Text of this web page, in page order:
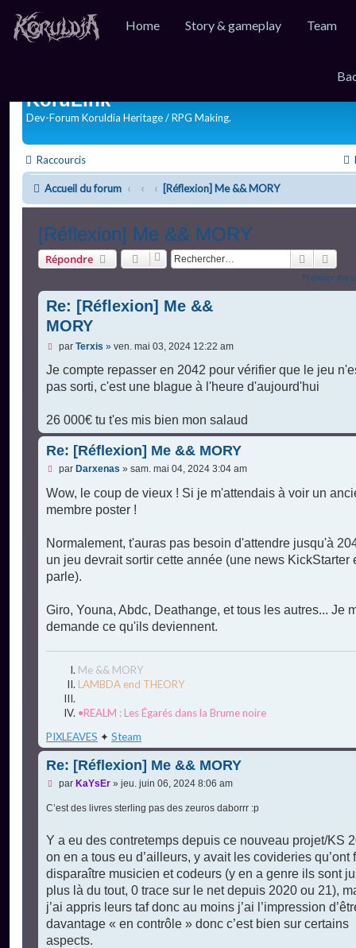
Home Story & gameplay Team
KoruLink
Dev-Forum Koruldia Heritage / RPG Making.
Raccourcis
Accueil du forum [Réflexion] Me && MORY
[Réflexion] Me && MORY
Répondre
Premier
Re: [Réflexion] Me &&
MORY
M
s
a
e
n
o
n
l
u
par Terxis » ven. mai 03, 2024 12:22 am
Je compte repasser en 2042 pour vérifier que le jeu
pas sorti, c'est une blague à l'heure d'aujourd'hui
26 000€ tu t'es mis bien mon salaud
Re: [Réflexion] Me && MORY
M
s
a
n
o
l
par Darxenas » sam. mai 04, 2024 3:04 am
Wow, le coup de vieux ! Si je m'attendais à voir un
membre poster !
Normalement, t'auras pas besoin d'attendre jusqu'à
un jeu devrait sortir cette année (une news KickStarter
parle).
Giro, Youna, Abdc, Deathange, et tous les autres... Je
demande ce qu'ils deviennent.
Me && MORY
LAMBDA end THEORY
•REALM : Les Égarés dans la Brume noire
PIXLEAVES ✦ Steam
Re: [Réflexion] Me && MORY
M
s
g
n
o
n
l
u
par KaYsEr» jeu. juin 06, 2024 8:06 am
C’est des livres sterling pas des zeuros daborrr :p
Y a eu des contretemps depuis ce nouveau projet/KS
on en a tous eu d’ailleurs, y avait les covideries qu’ont
disparaître musicien et codeurs (y en a genre ils sont
plus là du tout, 0 trace sur le net depuis 2020 ou 21),
j’ai appris leurs taf donc au moins j’ai l’impression
davantage « en contrôle » donc c’est bien sur certains
aspects.